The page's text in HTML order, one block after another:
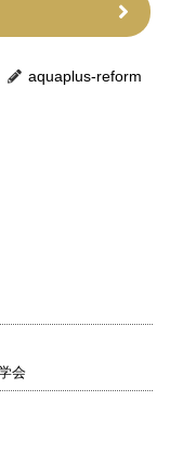
aquaplus-reform
会